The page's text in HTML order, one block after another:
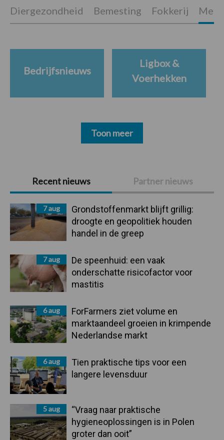
Primaire
Sidebar
Recent nieuws Partner nieuws
7 aug
Grondstoffenmarkt blijft grillig:
droogte en geopolitiek houden
handel in de greep
7 aug
De speenhuid: een vaak
onderschatte risicofactor voor
mastitis
6 aug
ForFarmers ziet volume en
marktaandeel groeien in krimpende
Nederlandse markt
6 aug
Tien praktische tips voor een
langere levensduur
5 aug
“Vraag naar praktische
hygieneoplossingen is in Polen
groter dan ooit”
Diergezondheid Bemesting Fokkerij
Bedrijfsnieuws
Ligbox &
Voerhekken
Toon meer